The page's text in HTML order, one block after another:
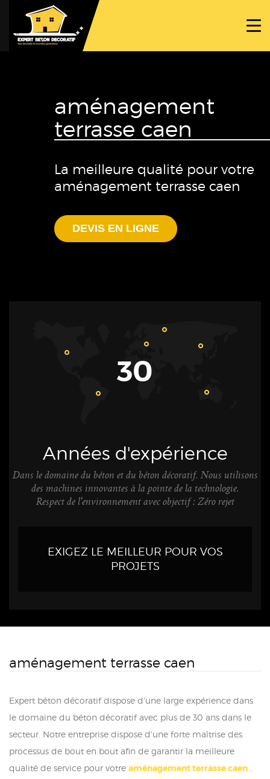
PROJETS
TRAVAUX SPÉCIFIQUES
NOUS CONTACTER
aménagement
terrasse caen
La meilleure qualité pour votre
aménagement terrasse caen
DEVIS EN LIGNE
30
Années d'expérience
Dans le domaine du béton et du béton décoratif. Nous utilisons
des machines innovantes à la pointe de la technologie.
Respect de l'environnement avec objectif : Zéro rejet
EXIGEZ LE MEILLEUR POUR VOS
PROJETS
aménagement terrasse caen
Expert béton décoratif dispose d'une large expérience dans
le domaine du béton décoratif avec plus de 30 ans dans le
secteur. Notre entreprise dispose d'une forte maîtrise des
processus de bout en bout afin de garantir la meilleure
qualité de service pour votre aménagement terrasse caen